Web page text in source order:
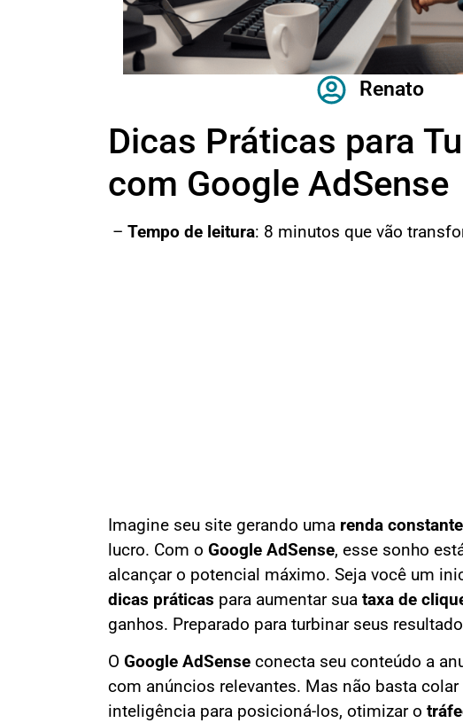
Renato
Dicas Práticas para
com Google AdSense
– Tempo de leitura: 8 minutos que vão
Imagine seu site gerando uma renda constante
lucro. Com o Google AdSense, esse sonho
alcançar o potencial máximo. Seja você um
dicas práticas para aumentar sua taxa de
ganhos. Preparado para turbinar seus
O Google AdSense conecta seu conteúdo a
com anúncios relevantes. Mas não basta
inteligência para posicioná-los, otimizar o